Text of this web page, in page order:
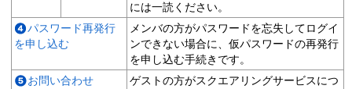
には一読ください。
パスワード再発行
を申し込む
メンバの方がパスワードを忘失してログイ
ンできない場合に、仮パスワードの再発行
を申し込む手続きです。
お問い合わせ
ゲストの方がスクエアリングサービスにつ